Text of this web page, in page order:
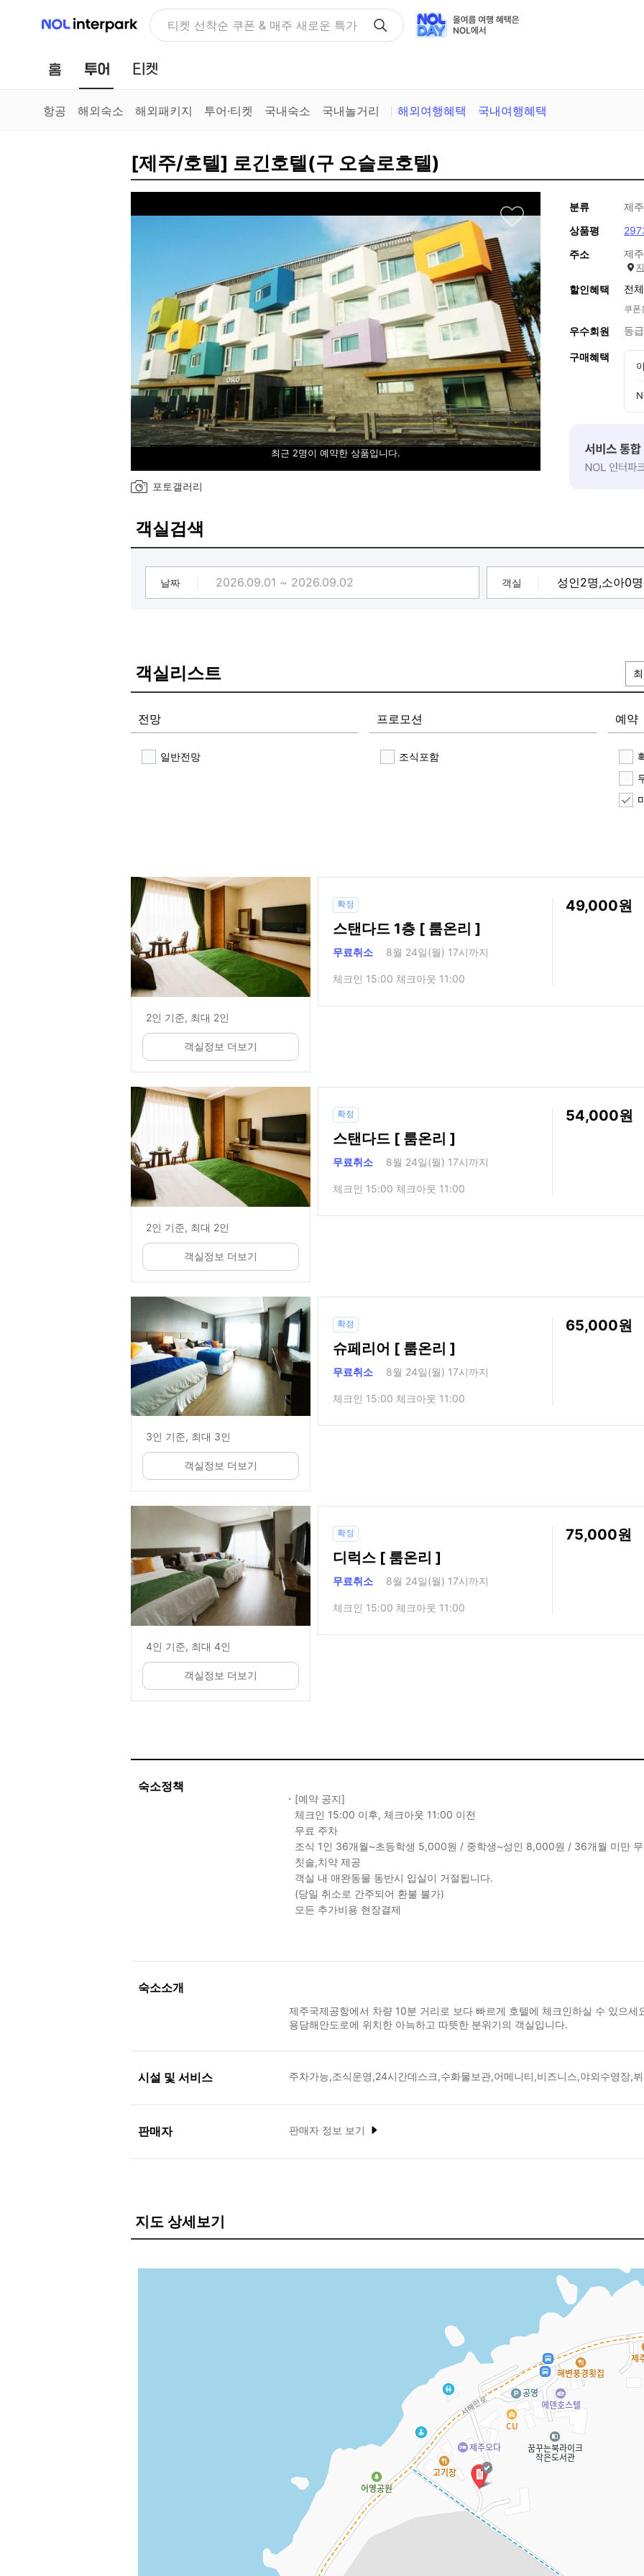
NOL 인터파크 NOLDAY, 최대 70% 여행 혜택
홈 투어
항공 해외숙소 해외패키지 투어·티켓 국내숙소 국내놀거리 해외여행혜택 국내여행혜택
[제주/호텔] 로긴호텔(구 오슬로호텔)
최근 2명이 예약한 상품입니다.
포토갤러리
분류
제
상품평
297
주소
제
할인혜택 전
쿠폰
우수회원 등
구매혜택
객실검색
날짜 객실
객실리스트
전망
일반전망
프로모션
조식포함
예약
2인 기준, 최대 2인
객실정보 더보기
확정
스탠다드 1층 [ 룸온리 ]
무료취소 8월 24일(월) 17시까지
체크인 15:00 체크아웃 11:00
49,000
2인 기준, 최대 2인
객실정보 더보기
확정
스탠다드 [ 룸온리 ]
무료취소 8월 24일(월) 17시까지
체크인 15:00 체크아웃 11:00
54,000
3인 기준, 최대 3인
객실정보 더보기
확정
슈페리어 [ 룸온리 ]
무료취소 8월 24일(월) 17시까지
체크인 15:00 체크아웃 11:00
65,000
4인 기준, 최대 4인
객실정보 더보기
확정
디럭스 [ 룸온리 ]
무료취소 8월 24일(월) 17시까지
체크인 15:00 체크아웃 11:00
75,000
숙소정책
[예약 공지]
체크인 15:00 이후, 체크아웃 11:00 이전
무료 주차
조식 1인 36개월~초등학생 5,000원 / 중학생~성인 8,000원 / 36개월 미만
칫솔,치약 제공
객실 내 애완동물 동반시 입실이 거절됩니다.
(당일 취소로 간주되어 환불 불가)
모든 추가비용 현장결제
숙소소개
제주국제공항에서 차량 10분 거리로 보다 빠르게 호텔에 체크인하실 수 있으세
용담해안도로에 위치한 아늑하고 따뜻한 분위기의 객실입니다.
시설 및 서비스 주차가능,조식운영,24시간데스크,수화물보관,어메니티,비즈니스,야외수영장,
판매자 판매자 정보 보기
지도 상세보기